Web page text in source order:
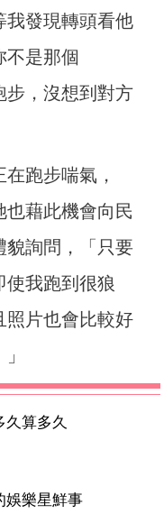
我發現轉頭看他
不是那個
步，沒想到對方
跑步喘氣，
也藉此機會向民
貌詢問，「只要
使我跑到很狼
照片也會比較好
久算多久
樂星鮮事